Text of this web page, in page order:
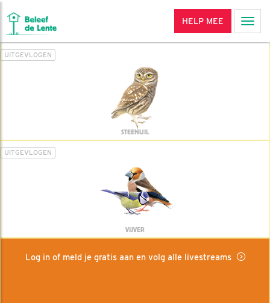
HELP MEE
UITGEVLOGEN
STEENUIL
UITGEVLOGEN
VIJVER
Log in of meld je gratis aan en volg alle livestreams